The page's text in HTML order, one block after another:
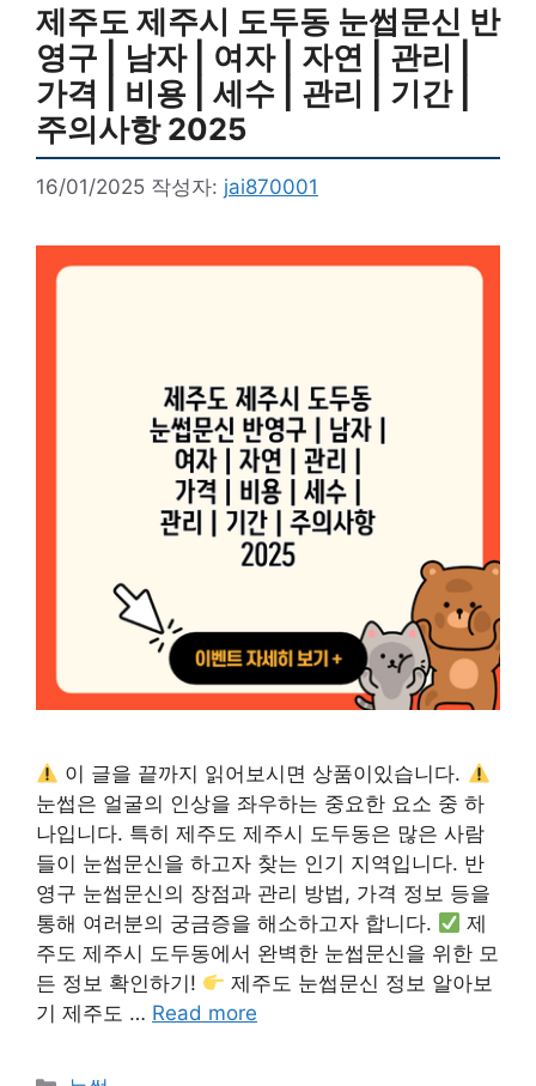
제주도 제주시 도두동 눈썹문신 반
영구 | 남자 | 여자 | 자연 | 관리 |
가격 | 비용 | 세수 | 관리 | 기간 |
주의사항 2025
16/01/2025 작성자: jai870001
이 글을 끝까지 읽어보시면 상품이있습니다.
눈썹은 얼굴의 인상을 좌우하는 중요한 요소 중 하
나입니다. 특히 제주도 제주시 도두동은 많은 사람
들이 눈썹문신을 하고자 찾는 인기 지역입니다. 반
영구 눈썹문신의 장점과 관리 방법, 가격 정보 등을
통해 여러분의 궁금증을 해소하고자 합니다.
제
주도 제주시 도두동에서 완벽한 눈썹문신을 위한 모
든 정보 확인하기!
제주도 눈썹문신 정보 알아보
기 제주도 … Read more